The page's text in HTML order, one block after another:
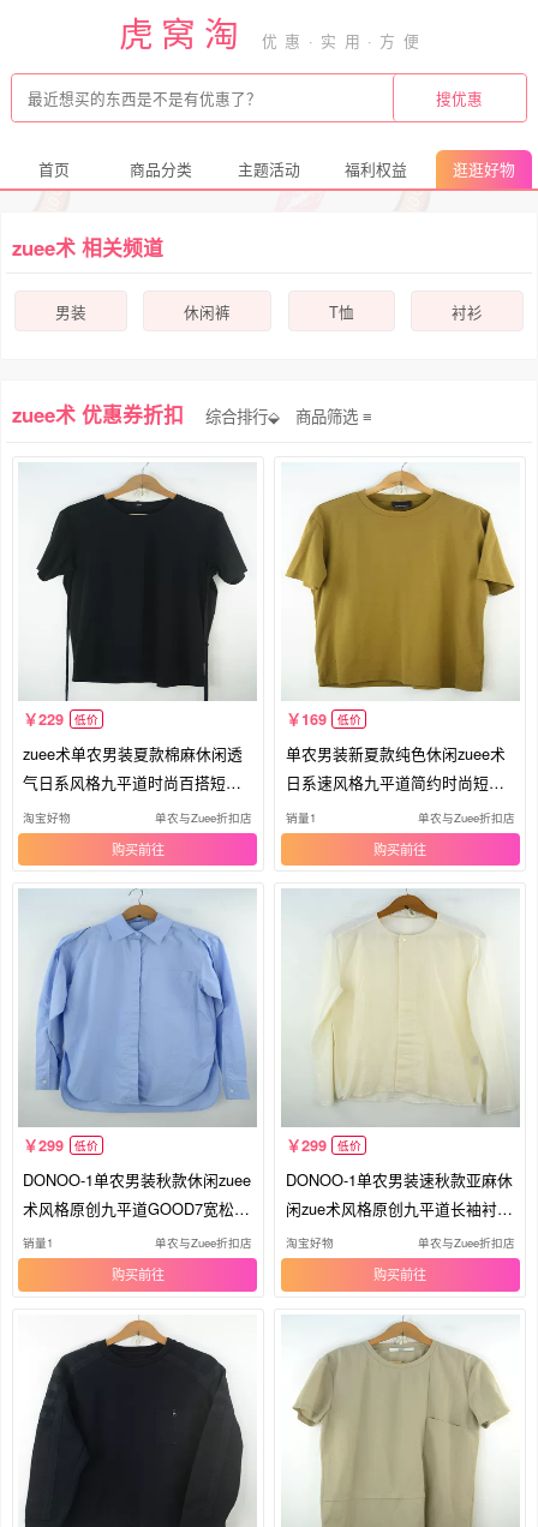
虎窝淘
首页 商品分类 主题活动 福利权益 逛逛好物
zuee术 相关频道
男装 休闲裤 T恤 衬衫
zuee术 优惠券折扣 综合排行⬙ 商品筛选
229 低价
zuee术单农男装夏款棉麻休闲透
气日系风格九平道时尚百搭短袖T
恤
淘宝好物 单农与Zuee折扣店
购买
169 低价
单农男装新夏款纯色休闲zuee术
日系速风格九平道简约时尚短袖T
恤
销量1 单农与Zuee折扣店
购买
299 低价
DONOO-1单农男装秋款休闲zuee
术风格原创九平道GOOD7宽松长
袖衬衫
销量1 单农与Zuee折扣店
购买
299 低价
DONOO-1单农男装速秋款亚麻休
闲zue术风格原创九平道长袖衬衫
外套
淘宝好物 单农与Zuee折扣店
购买